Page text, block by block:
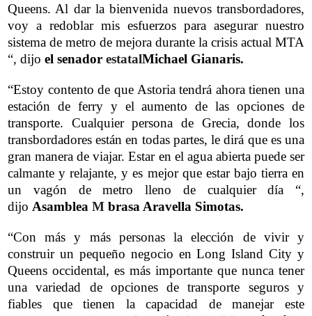
Queens. Al dar la bienvenida nuevos transbordadores,
voy a redoblar mis esfuerzos para asegurar nuestro
sistema de metro de mejora durante la crisis actual MTA
“, dijo el senador estatalMichael Gianaris.
“Estoy contento de que Astoria tendrá ahora tienen una
estación de ferry y el aumento de las opciones de
transporte. Cualquier persona de Grecia, donde los
transbordadores están en todas partes, le dirá que es una
gran manera de viajar. Estar en el agua abierta puede ser
calmante y relajante, y es mejor que estar bajo tierra en
un vagón de metro lleno de cualquier día “,
dijo Asamblea M brasa Aravella Simotas.
“Con más y más personas la elección de vivir y
construir un pequeño negocio en Long Island City y
Queens occidental, es más importante que nunca tener
una variedad de opciones de transporte seguros y
fiables que tienen la capacidad de manejar este